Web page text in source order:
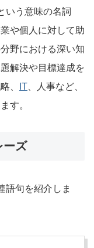
いう意味の名詞
や個人に対して助
野における深い知
解決や目標達成を
、
IT 、人事など、
す。
ーズ
語句を紹介しま